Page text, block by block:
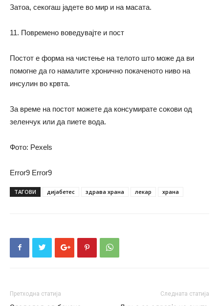
Затоа, секогаш јадете во мир и на масата.
11. Повремено воведувајте и пост
Постот е форма на чистење на телото што може да ви
помогне да го намалите хронично покаченото ниво на
инсулин во крвта.
За време на постот можете да консумирате сокови од
зеленчук или да пиете вода.
Фото: Pexels
Error9 Error9
ТАГОВИ дијабетес здрава храна лекар храна
Претходна статија Следната статија